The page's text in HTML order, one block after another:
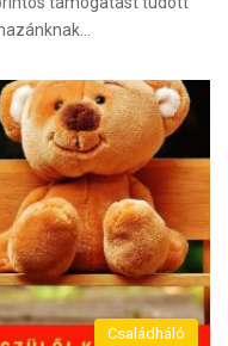
Családháló